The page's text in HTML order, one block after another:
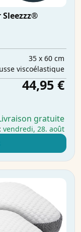
35 x 60 cm
viscoélastique
44,95 €
gratuite
vendredi, 28. août